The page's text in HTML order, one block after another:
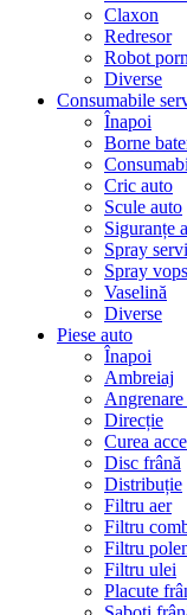
Claxon
Redresor
Robot
Diverse
Consumabile
Înapoi
Borne
Cric auto
Scule auto
Siguranțe
Spray
Spray
Vaselină
Diverse
Piese auto
Înapoi
Ambreiaj
Angrenare
Direcție
Curea
Disc frână
Distribuție
Filtru aer
Filtru
Filtru
Filtru ulei
Placute